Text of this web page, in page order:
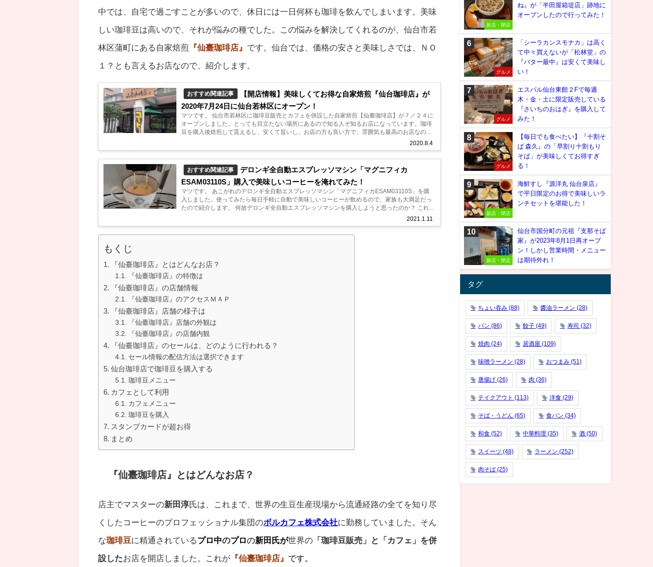
中では、自宅で過ごすことが多いので、休日には一日何杯も珈琲を飲んでしまいます。美味
しい珈琲豆は高いので、それが悩みの種でした。この悩みを解決してくれるのが、仙台市若
林区蒲町にある自家焙煎 『仙臺珈琲店』 です。仙台では、価格の安さと美味しさでは、ＮＯ
１？とも言えるお店なので、紹介します。
おすすめ関連記事
【開店情報】美味しくてお得な自家焙煎『仙台珈琲店』が
2020年7月24日に仙台若林区にオープン！
2020.8.4
マツです。 仙台市若林区に珈琲豆販売とカフェを併設した自家焙煎【仙臺珈琲店】が７／２４に
オープンしました。とっても目立たない場所にあるので知る人ぞ知るお店になっています。珈琲
豆を購入後焙煎して貰えるし、安くて旨いし、お店の方も良い方で、雰囲気も最高のお店なので
おすすめ関連記事
デロンギ全自動エスプレッソマシン「マグニフィカ
ESAM03110S」購入で美味しいコーヒーを淹れてみた！
2021.1.11
マツです。 あこがれのデロンギ全自動エスプレッソマシン「マグニフィカESAM03110S」を購
入しました。使ってみたら毎日手軽に自動で美味しいコーヒーが飲めるので、家族も大満足だっ
たので紹介します。 何故デロンギ全自動エスプレッソマシンを購入しようと思ったのか？ これま
もくじ
『仙臺珈琲店』とはどんなお店？
『仙臺珈琲店』の特徴は
『仙臺珈琲店』の店舗情報
『仙臺珈琲店』のアクセスＭＡＰ
『仙臺珈琲店』店舗の様子は
『仙臺珈琲店』店舗の外観は
『仙臺珈琲店』の店舗内観
『仙臺珈琲店』のセールは、どのように行われる？
セール情報の配信方法は選択できます
仙台珈琲店で珈琲豆を購入する
珈琲豆メニュー
カフェとして利用
カフェメニュー
珈琲豆を購入
スタンプカードが超お得
まとめ
『仙臺珈琲店』とはどんなお店？
店主でマスターの新田淳氏は、これまで、世界の生豆生産現場から流通経路の全てを知り尽
くした コーヒーのプロフェッショナル集団のボルカフェ株式会社に勤務していました。そん
な珈琲豆に精通されているプロ中のプロの新田氏が世界の 「珈琲豆販売」と「カフェ」を併
設したお店を開店しました。これが 『仙臺珈琲店』 です。
新店・閉店
ね』が「半田屋箱堤店」跡地に
オープンしたので行ってみた！
グルメ
「シーラカンスモナカ」は高く
て中々買えないが「松林堂」の
『バター最中』は安くて美味し
い！
グルメ
エスパル仙台東館２Fで毎週
木・金・土に限定販売している
『さいちのおはぎ』を購入して
みた！
グルメ
【毎日でも食べたい】『十割そ
ば 森久』の「早割り十割もり
そば」が美味しくてお得すぎ
る！
新店・閉店
海鮮すし『源洋丸 仙台泉店』
で平日限定のお得で美味しいラ
ンチセットを堪能した！
新店・閉店
仙台市国分町の元祖『支那そば
家』が2023年8月1日再オープ
ン！しかし営業時間・メニュー
は期待外れ！
タグ
ちょい吞み(88) 醬油ラーメン (28)
パン (86) 餃子(49) 寿司 (32)
焼肉 (24) 居酒屋 (109)
味噌ラーメン (28) おつまみ(51)
唐揚げ (26) 肉 (36)
テイクアウト (113) 洋食(29)
そば・うどん (65) 食パン (34)
和食(52) 中華料理 (35) 酒 (50)
スイーツ (48) ラーメン (252)
肉そば (25)